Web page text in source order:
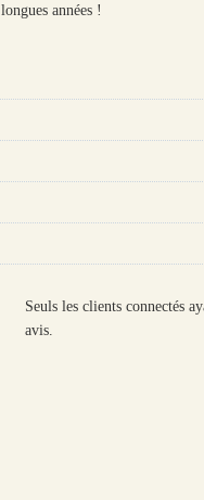
années !
Seuls les clients connectés
avis.